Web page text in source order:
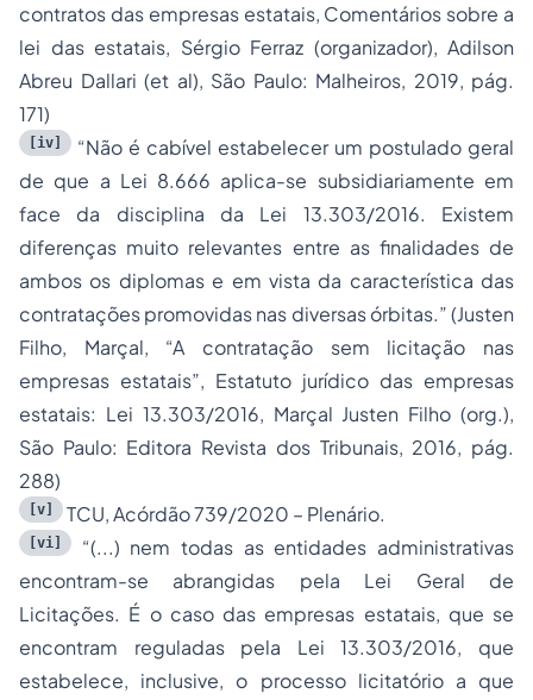
contratos das empresas estatais, Comentários sobre a
lei das estatais, Sérgio Ferraz (organizador), Adilson
Abreu Dallari (et al), São Paulo: Malheiros, 2019, pág.
171)
[iv]
“Não é cabível estabelecer um postulado geral
de que a Lei 8.666 aplica-se subsidiariamente em
face da disciplina da Lei 13.303/2016. Existem
diferenças muito relevantes entre as finalidades de
ambos os diplomas e em vista da característica das
contratações promovidas nas diversas órbitas.” (Justen
Filho, Marçal, “A contratação sem licitação nas
empresas estatais”, Estatuto jurídico das empresas
estatais: Lei 13.303/2016, Marçal Justen Filho (org.),
São Paulo: Editora Revista dos Tribunais, 2016, pág.
288)
[v] TCU, Acórdão 739/2020 – Plenário.
[vi]
“(...) nem todas as entidades administrativas
encontram-se abrangidas pela Lei Geral de
Licitações. É o caso das empresas estatais, que se
encontram reguladas pela Lei 13.303/2016, que
estabelece, inclusive, o processo licitatório a que